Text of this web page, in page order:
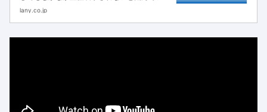
方のなかには、改善したくても具体的な解決策
lany.co.jp